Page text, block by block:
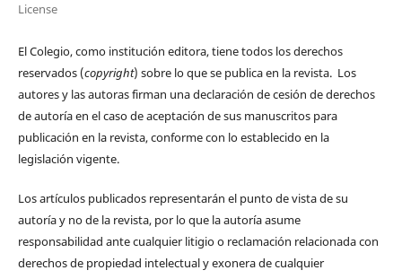
License
El Colegio, como institución editora, tiene todos los derechos
reservados (copyright) sobre lo que se publica en la revista. Los
autores y las autoras firman una declaración de cesión de derechos
de autoría en el caso de aceptación de sus manuscritos para
publicación en la revista, conforme con lo establecido en la
legislación vigente.
Los artículos publicados representarán el punto de vista de su
autoría y no de la revista, por lo que la autoría asume
responsabilidad ante cualquier litigio o reclamación relacionada con
derechos de propiedad intelectual y exonera de cualquier